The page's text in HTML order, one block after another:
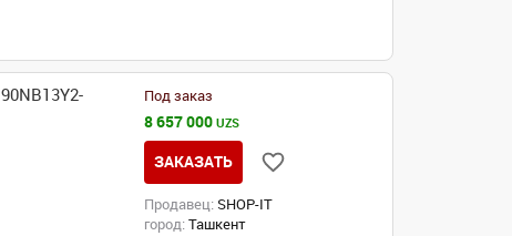
Под заказ
8 657 000UZS
ЗАКАЗАТЬ
Продавец: SHOP-IT
город: Ташкент